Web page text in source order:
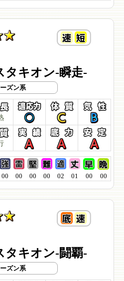
タキオン-瞬走-
ズン系
00 00 00 00 02 01 00 00
タキオン-闘覇-
ズン系